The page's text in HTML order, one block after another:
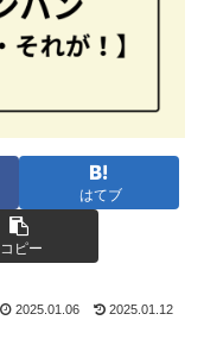
はてブ
コピー
2025.01.06 2025.01.12